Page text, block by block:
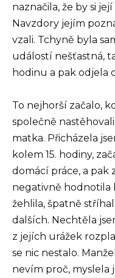
naznačila, že by si
Navzdory jejím
vzali. Tchyně byla
událostí nešťastná,
hodinu a pak odjela
To nejhorší začalo,
společně
matka. Přicházela
kolem 15. hodiny,
domácí práce, a pak
negativně hodnotila
žehlila, špatně
dalších. Nechtěla
z jejích urážek
se nic nestalo.
nevím proč, myslela